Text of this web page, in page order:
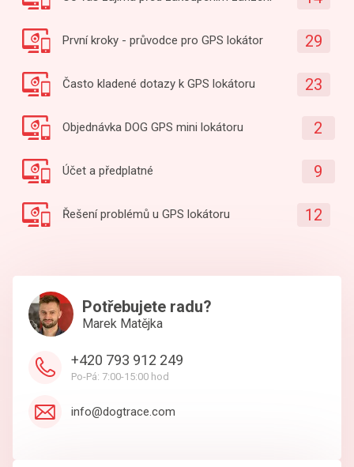
První kroky - průvodce pro GPS lokátor 29
Často kladené dotazy k GPS lokátoru 23
Objednávka DOG GPS mini lokátoru 2
Účet a předplatné 9
Řešení problémů u GPS lokátoru 12
Potřebujete radu?
Marek Matějka
+420 793 912 249
Po-Pá: 7:00-15:00 hod
info@dogtrace.com